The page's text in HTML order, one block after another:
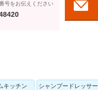
号をお伝えください
キッチン シャンプードレッサー